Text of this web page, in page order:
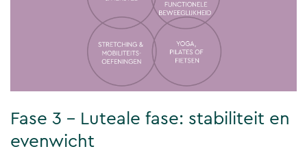
Fase 3 – Luteale fase: stabiliteit en
evenwicht